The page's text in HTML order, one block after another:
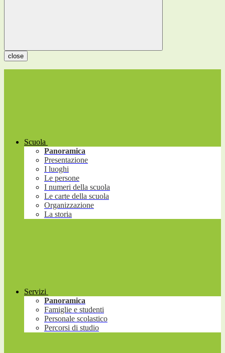
close
Scuola
Panoramica
Presentazione
I luoghi
Le persone
I numeri della scuola
Le carte della scuola
Organizzazione
La storia
Servizi
Panoramica
Famiglie e studenti
Personale scolastico
Percorsi di studio